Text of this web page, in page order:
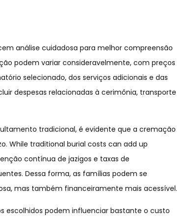
análise cuidadosa para melhor compreensão
podem variar consideravelmente, com preços
selecionado, dos serviços adicionais e das
despesas relacionadas à cerimônia, transporte
tradicional, é evidente que a cremação
While traditional burial costs can add up
contínua de jazigos e taxas de
Dessa forma, as famílias podem se
mas também financeiramente mais acessível.
escolhidos podem influenciar bastante o custo